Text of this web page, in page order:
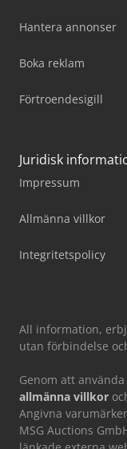
Hantera annonser
Boka reklam
Förtroendesigill
Juridisk
Impressum
Allmänna villkor
Integritetspolicy
All information,
utan förbindelse
Genom att
allmänna villkor
Angivna
MSG Auctions